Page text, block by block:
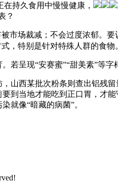
持久食用中慢慢健康，
？
场裁减；不会过度浓郁。
，特别是针对特殊人群的食物
呈现“安赛蜜”“甜美素”等字
西某批次粉条则查出铝残留
到当地才能吃到正口胃，才
就像“暗藏的病菌”。